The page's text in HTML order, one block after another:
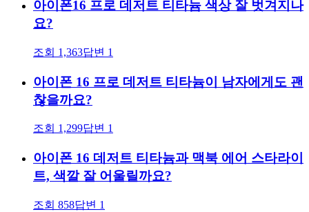
아이폰16 프로 데저트 티타늄 색상 잘 벗겨지나
요?
조회 1,363답변 1
아이폰 16 프로 데저트 티타늄이 남자에게도 괜
찮을까요?
조회 1,299답변 1
아이폰 16 데저트 티타늄과 맥북 에어 스타라이
트, 색깔 잘 어울릴까요?
조회 858답변 1